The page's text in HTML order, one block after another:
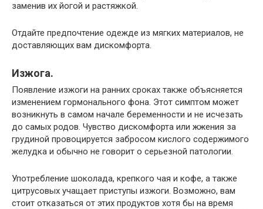
заменив их йогой и растяжкой.
Отдайте предпочтение одежде из мягких материалов, не
доставляющих вам дискомфорта.
Изжога.
Появление изжоги на ранних сроках также объясняется
изменением гормонального фона. Этот симптом может
возникнуть в самом начале беременности и не исчезать
до самых родов. Чувство дискомфорта или жжения за
грудиной провоцируется забросом кислого содержимого
желудка и обычно не говорит о серьезной патологии.
Употребление шоколада, крепкого чая и кофе, а также
цитрусовых учащает приступы изжоги. Возможно, вам
стоит отказаться от этих продуктов хотя бы на время